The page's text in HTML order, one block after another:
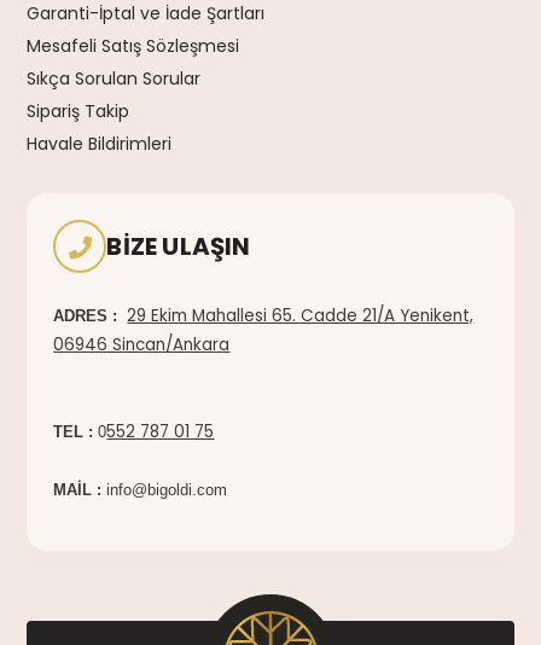
Garanti-İptal ve İade Şartları
Mesafeli Satış Sözleşmesi
Sıkça Sorulan Sorular
Sipariş Takip
Havale Bildirimleri
BIZE ULAŞIN
ADRES :
29 Ekim Mahallesi 65. Cadde 21/A Yenikent,
06946 Sincan/Ankara
TEL : 0552 787 01 75
MAİL :info@bigoldi.com